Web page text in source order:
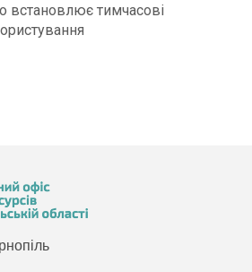
встановлює тимчасові